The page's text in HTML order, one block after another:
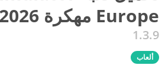
Europe مهكرة 2026 للاندرويد
1.3.9
ألعاب